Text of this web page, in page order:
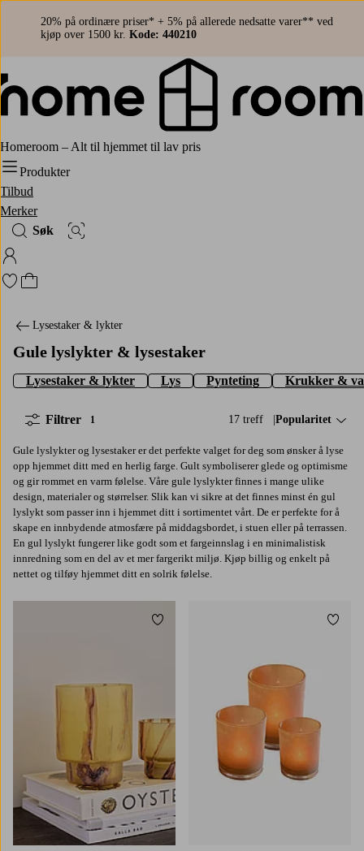
20% på ordinære priser* + 5% på allerede nedsatte varer** ved
kjøp over 1500 kr. Kode: 440210
Homeroom – Alt til hjemmet til lav pris
Produkter
Tilbud
Merker
Søk
Bildesøk
Logg på Homeroom
Gå til favorittmerkede produkter
Gå til handlekurven
Lysestaker & lykter
Gule lyslykter & lysestaker
Lysestaker & lykter Lys Pynteting Krukker &
17 treff Sorter på:
Popularitet
Filtrer 1
Gule lyslykter og lysestaker er det perfekte valget for deg som ønsker å lyse
opp hjemmet ditt med en herlig farge. Gult symboliserer glede og optimisme
og gir rommet en varm følelse. Våre gule lyslykter finnes i mange ulike
design, materialer og størrelser. Slik kan vi sikre at det finnes minst én gul
lyslykt som passer inn i hjemmet ditt i sortimentet vårt. De er perfekte for å
skape en innbydende atmosfære på middagsbordet, i stuen eller på terrassen.
En gul lyslykt fungerer like godt som et fargeinnslag i en minimalistisk
innredning som en del av et mer fargerikt miljø. Kjøp billig og enkelt på
nettet og tilføy hjemmet ditt en solrik følelse.
Legg til favoritter